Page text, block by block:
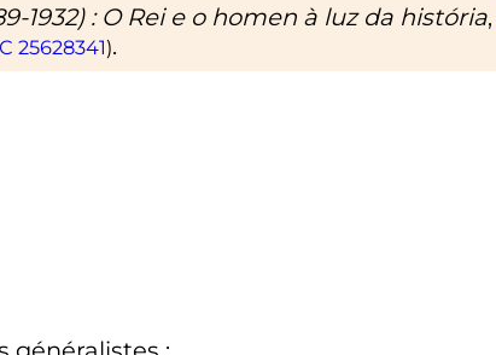
1932) : O Rei e o homen à luz da história,
25628341).